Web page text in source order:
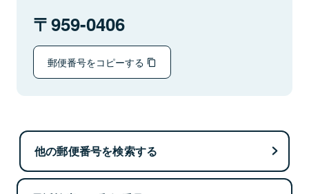
959-0406
郵便番号をコピーする
他の郵便番号を検索する